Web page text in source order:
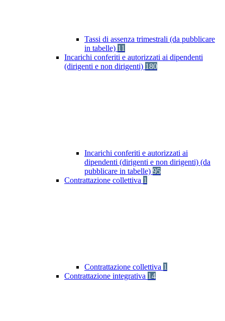
Tassi di assenza trimestrali (da pubblicare
in tabelle) 11
Incarichi conferiti e autorizzati ai dipendenti
(dirigenti e non dirigenti) 180
Incarichi conferiti e autorizzati ai
dipendenti (dirigenti e non dirigenti) (da
pubblicare in tabelle) 95
Contrattazione collettiva 1
Contrattazione collettiva 1
Contrattazione integrativa 14